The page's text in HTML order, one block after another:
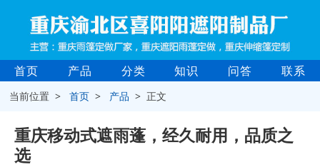
首页 产品 分类 知识 问答 联系
当前位置 >首页 > 产品 > 正文
重庆移动式遮雨蓬，经久耐用，品质之
选